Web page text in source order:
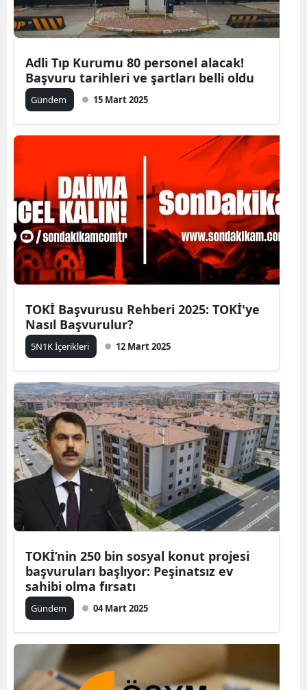
Adli Tıp Kurumu 80 personel alacak!
Başvuru tarihleri ve şartları belli oldu
Gündem 15 Mart 2025
TOKİ Başvurusu Rehberi 2025: TOKİ'ye
Nasıl Başvurulur?
5N1K İçerikleri 12 Mart 2025
TOKİ’nin 250 bin sosyal konut projesi
başvuruları başlıyor: Peşinatsız ev
sahibi olma fırsatı
Gündem 04 Mart 2025